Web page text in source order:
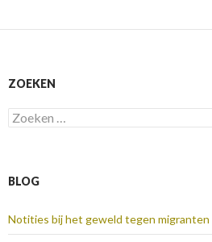
ZOEKEN
Zoeken
naar:
BLOG
Notities bij het geweld tegen migranten